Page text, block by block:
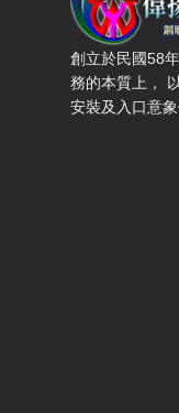
創立於民國58
務的本質上，
安裝及入口意